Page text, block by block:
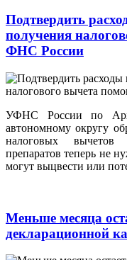
Подтвердить
получения
ФНС России
УФНС России по
автономному округу
налоговых вычетов
препаратов теперь не
могут выцвести или
Меньше месяца
декларационной